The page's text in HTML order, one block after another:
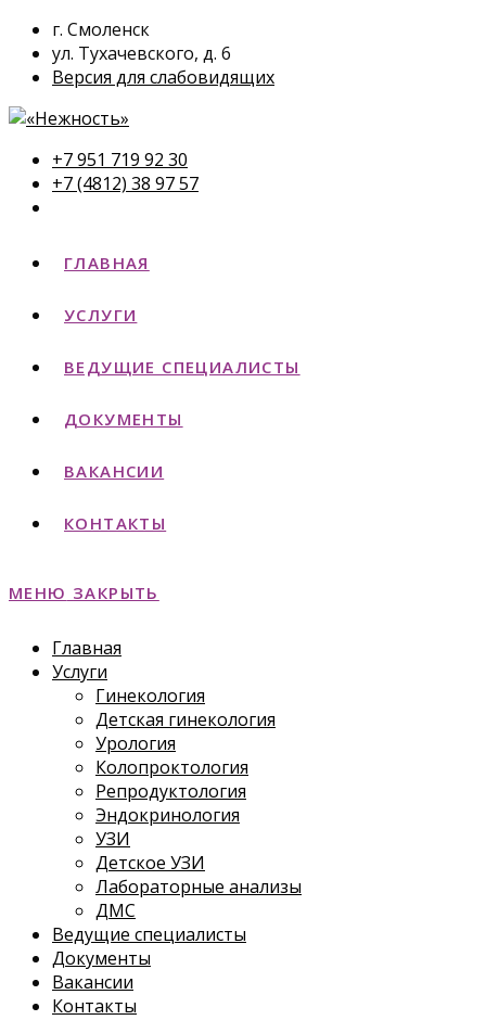
г. Смоленск
ул. Тухачевского, д. 6
Версия для слабовидящих
+7 951 719 92 30
+7 (4812) 38 97 57
ГЛАВНАЯ
УСЛУГИ
ВЕДУЩИЕ СПЕЦИАЛИСТЫ
ДОКУМЕНТЫ
ВАКАНСИИ
КОНТАКТЫ
МЕНЮ ЗАКРЫТЬ
Главная
Услуги
Гинекология
Детская гинекология
Урология
Колопроктология
Репродуктология
Эндокринология
УЗИ
Детское УЗИ
Лабораторные анализы
ДМС
Ведущие специалисты
Документы
Вакансии
Контакты